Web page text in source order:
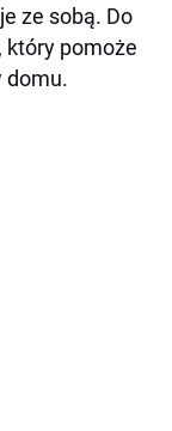
ze sobą. Do
który pomoże
domu.